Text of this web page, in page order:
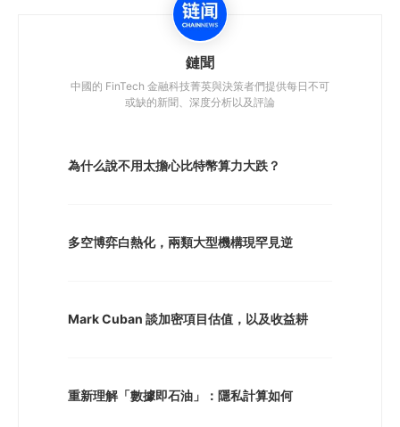
鏈聞
中國的 FinTech 金融科技菁英與決策者們提供每日不可
或缺的新聞、深度分析以及評論
為什么說不用太擔心比特幣算力大跌？
多空博弈白熱化，兩類大型機構現罕見逆
Mark Cuban 談加密項目估值，以及收益耕
重新理解「數據即石油」：隱私計算如何